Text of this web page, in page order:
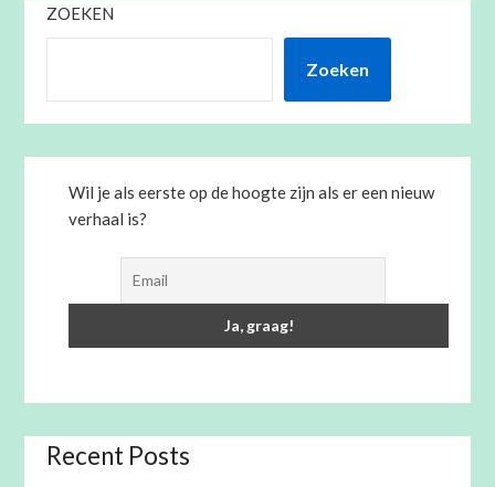
ZOEKEN
Zoeken
Wil je als eerste op de hoogte zijn als er een nieuw
verhaal is?
Recent Posts